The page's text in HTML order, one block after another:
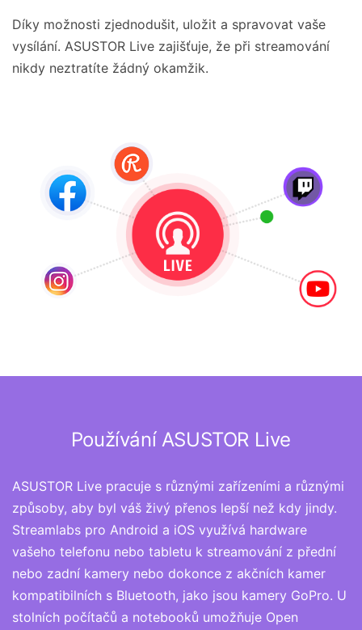
Díky možnosti zjednodušit, uložit a spravovat vaše
vysílání. ASUSTOR Live zajišťuje, že při streamování
nikdy neztratíte žádný okamžik.
Používání ASUSTOR Live
ASUSTOR Live pracuje s různými zařízeními a různými
způsoby, aby byl váš živý přenos lepší než kdy jindy.
Streamlabs pro Android a iOS využívá hardware
vašeho telefonu nebo tabletu k streamování z přední
nebo zadní kamery nebo dokonce z akčních kamer
kompatibilních s Bluetooth, jako jsou kamery GoPro. U
stolních počítačů a notebooků umožňuje Open